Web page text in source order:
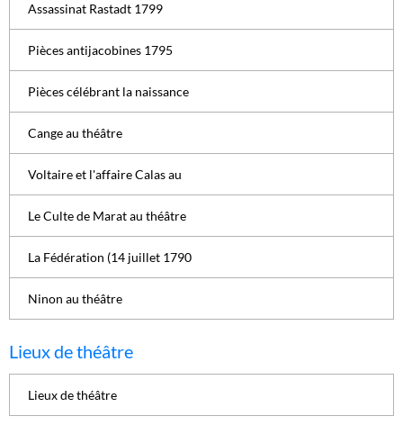
Assassinat Rastadt 1799
Pièces antijacobines 1795
Pièces célébrant la naissance
Cange au théâtre
Voltaire et l'affaire Calas au
Le Culte de Marat au théâtre
La Fédération (14 juillet 1790
Ninon au théâtre
Lieux de théâtre
Lieux de théâtre